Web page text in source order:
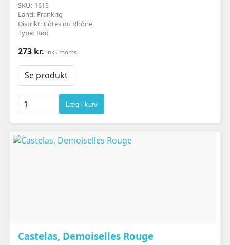
SKU: 1615
Land: Frankrig
Distrikt: Côtes du Rhône
Type: Rød
273 kr. inkl. moms
Se produkt
Læg i kurv
Castelas, Demoiselles Rouge